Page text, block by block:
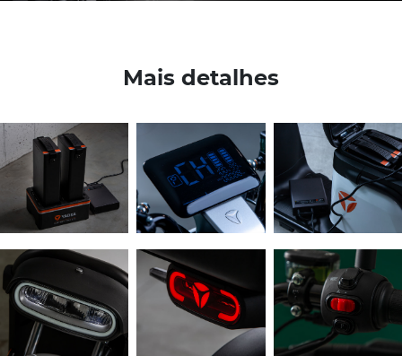
Mais detalhes